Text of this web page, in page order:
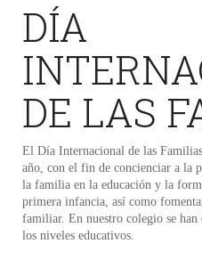
DÍA
DE LAS
El Día Internacional de las
año, con el fin de concienciar a la
la familia en la educación y la
primera infancia, así como
familiar. En nuestro colegio se han
los niveles educativos.